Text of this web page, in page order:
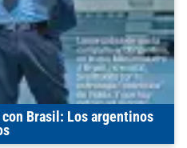
Brasil: Los argentinos